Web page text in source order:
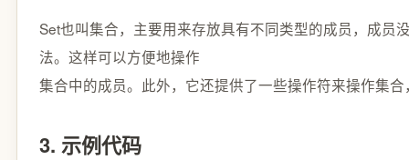
Set也叫集合，主要用来存放具有不同类型的成员，成员
法。这样可以方便地操作
集合中的成员。此外，它还提供了一些操作符来操作集
3. 示例代码